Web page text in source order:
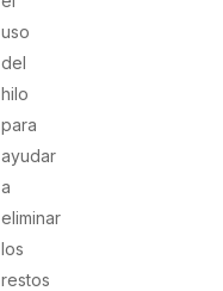
uso
del
hilo
para
ayudar
a
eliminar
los
restos